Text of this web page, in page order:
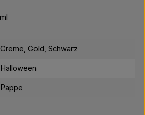
Creme, Gold, Schwarz
Halloween
Pappe